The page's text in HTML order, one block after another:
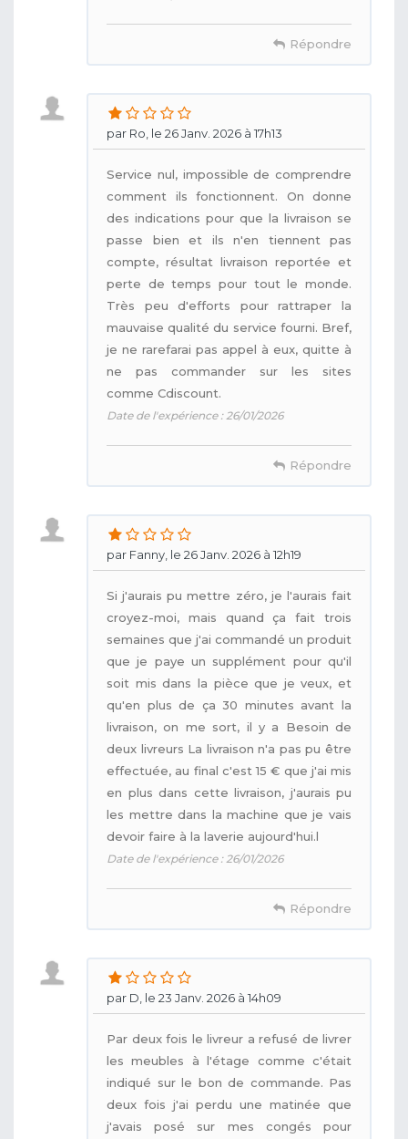
Répondre
par Ro, le 26 Janv. 2026 à 17h13
Service nul, impossible de comprendre
comment ils fonctionnent. On donne
des indications pour que la livraison se
passe bien et ils n'en tiennent pas
compte, résultat livraison reportée et
perte de temps pour tout le monde.
Très peu d'efforts pour rattraper la
mauvaise qualité du service fourni. Bref,
je ne rarefarai pas appel à eux, quitte à
ne pas commander sur les sites
comme Cdiscount.
Date de l'expérience : 26/01/2026
Répondre
par Fanny, le 26 Janv. 2026 à 12h19
Si j'aurais pu mettre zéro, je l'aurais fait
croyez-moi, mais quand ça fait trois
semaines que j'ai commandé un produit
que je paye un supplément pour qu'il
soit mis dans la pièce que je veux, et
qu'en plus de ça 30 minutes avant la
livraison, on me sort, il y a Besoin de
deux livreurs La livraison n'a pas pu être
effectuée, au final c'est 15 € que j'ai mis
en plus dans cette livraison, j'aurais pu
les mettre dans la machine que je vais
devoir faire à la laverie aujourd'hui.l
Date de l'expérience : 26/01/2026
Répondre
par D, le 23 Janv. 2026 à 14h09
Par deux fois le livreur a refusé de livrer
les meubles à l'étage comme c'était
indiqué sur le bon de commande. Pas
deux fois j'ai perdu une matinée que
j'avais posé sur mes congés pour